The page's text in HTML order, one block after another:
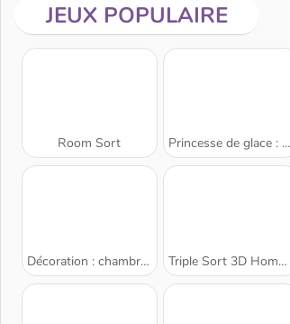
JEUX POPULAIRE
Room Sort Princesse de glace : maison de poupée
Décoration : chambre de fillette Triple Sort 3D Home Design